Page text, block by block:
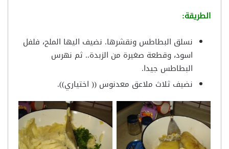
الطريقة:
نسلق البطاطس ونقشرها. نضيف اليها الملح، فلفل
اسود، وقطعة صغيرة من الزبدة.. ثم نهرس
البطاطس جيدا.
نضيف ثلاث ملاعق معدنوس (( اختياري)).